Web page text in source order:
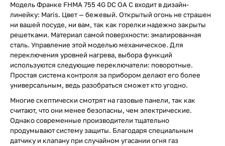
Модель Франке FHMA 755 4G DC OA C входит в дизайн-
линейку: Maris. Цвет — бежевый. Открытый огонь не страшен
ни вашей посуде, ни вам, так как горелки надежно закрыты
решетками. Материал самой поверхности: эмалированная
сталь. Управление этой моделью механическое. Для
переключения уровней нагрева, выбора функций
используются следующие переключатели: поворотные.
Простая система контроля за прибором делают его более
универсальным, ведь разобраться сможет кто угодно.
Многие скептически смотрят на газовые панели, так как
считают, что они менее безопасны, чем электрические.
Однако современные производители тщательно
продумывают систему защиты. Благодаря специальным
датчику и клапану при случайном угасании огня газ